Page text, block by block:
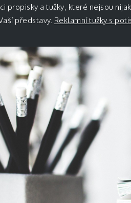
propisky a tužky, které nejsou
představy. Reklamní tužky s